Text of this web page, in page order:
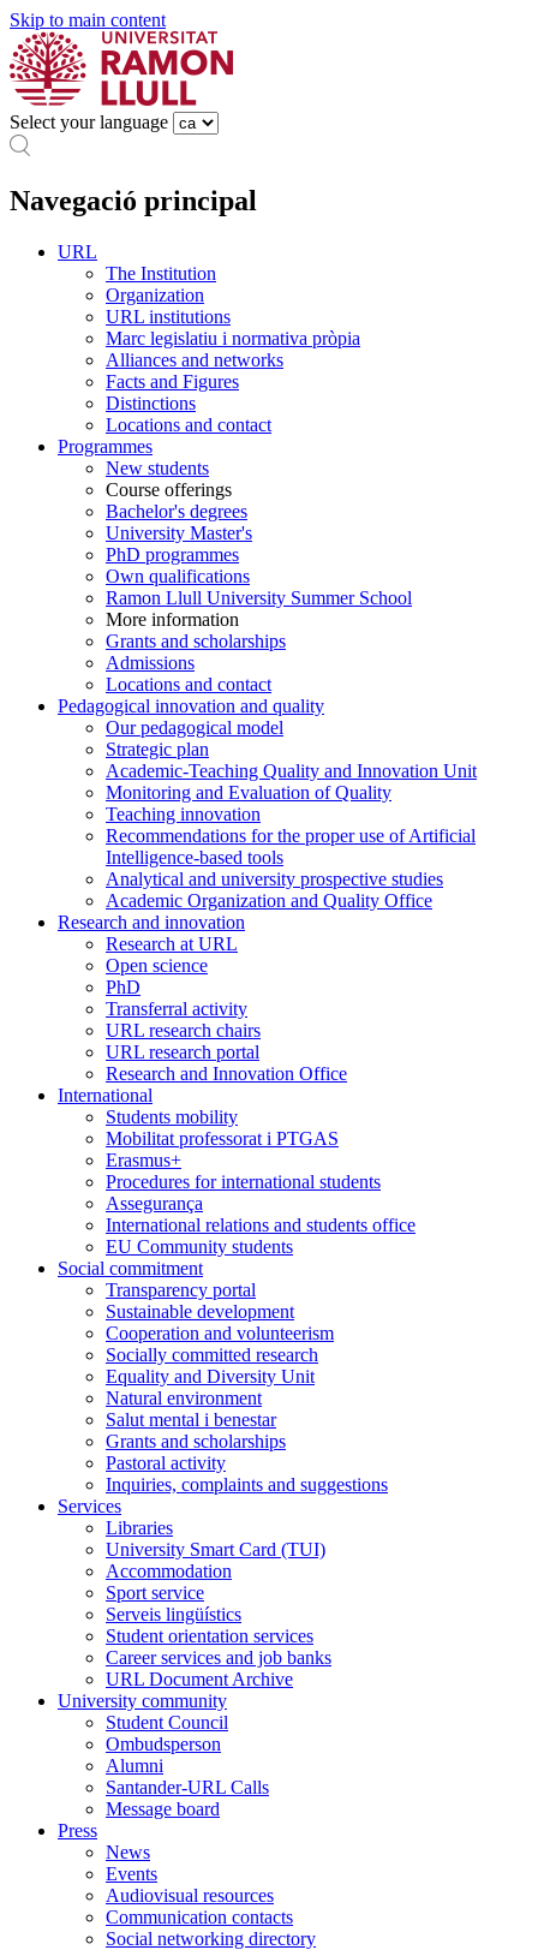
Skip to main content
Select your language
Navegació principal
URL
The Institution
Organization
URL institutions
Marc legislatiu i normativa pròpia
Alliances and networks
Facts and Figures
Distinctions
Locations and contact
Programmes
New students
Course offerings
Bachelor's degrees
University Master's
PhD programmes
Own qualifications
Ramon Llull University Summer School
More information
Grants and scholarships
Admissions
Locations and contact
Pedagogical innovation and quality
Our pedagogical model
Strategic plan
Academic-Teaching Quality and Innovation Unit
Monitoring and Evaluation of Quality
Teaching innovation
Recommendations for the proper use of Artificial
Intelligence-based tools
Analytical and university prospective studies
Academic Organization and Quality Office
Research and innovation
Research at URL
Open science
PhD
Transferral activity
URL research chairs
URL research portal
Research and Innovation Office
International
Students mobility
Mobilitat professorat i PTGAS
Erasmus+
Procedures for international students
Assegurança
International relations and students office
EU Community students
Social commitment
Transparency portal
Sustainable development
Cooperation and volunteerism
Socially committed research
Equality and Diversity Unit
Natural environment
Salut mental i benestar
Grants and scholarships
Pastoral activity
Inquiries, complaints and suggestions
Services
Libraries
University Smart Card (TUI)
Accommodation
Sport service
Serveis lingüístics
Student orientation services
Career services and job banks
URL Document Archive
University community
Student Council
Ombudsperson
Alumni
Santander-URL Calls
Message board
Press
News
Events
Audiovisual resources
Communication contacts
Social networking directory